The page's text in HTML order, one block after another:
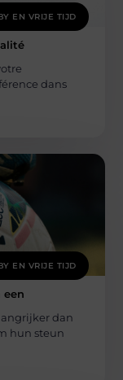
EN VRIJE TIJD
dans
EN VRIJE TIJD
een
dan
hun steun